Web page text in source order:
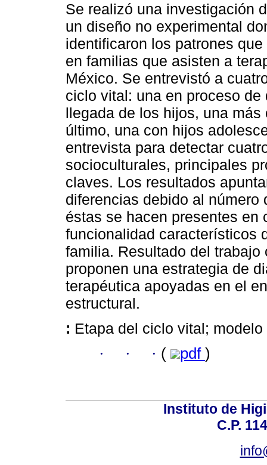
Se realizó una investigación
un diseño no experimental
identificaron los patrones
en familias que asisten a
México. Se entrevistó a
ciclo vital: una en proceso
llegada de los hijos, una
último, una con hijos
entrevista para detectar
socioculturales, principales
claves. Los resultados
diferencias debido al número
éstas se hacen presentes en
funcionalidad característicos
familia. Resultado del
proponen una estrategia de
terapéutica apoyadas en el
estructural.
: Etapa del ciclo vital;
· · · ( pdf )
Instituto de
C.P.